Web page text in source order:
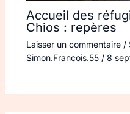
Accueil des
Chios : repères
Laisser un commentaire /
Simon.Francois.55 / 8